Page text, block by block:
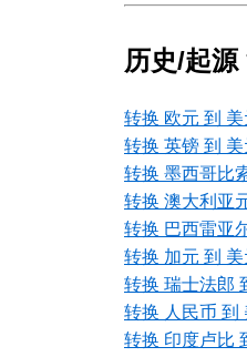
历史/起
转换 欧元 到 美
转换 英镑 到 美
转换 墨西哥比
转换 澳大利亚
转换 巴西雷亚
转换 加元 到 美
转换 瑞士法郎
转换 人民币 到
转换 印度卢比